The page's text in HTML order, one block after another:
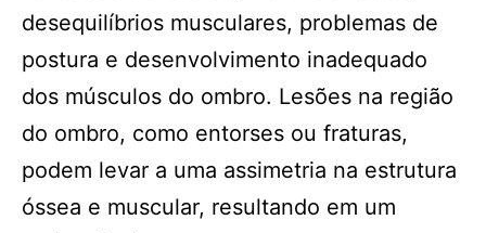
desequilíbrios musculares, problemas de
postura e desenvolvimento inadequado
dos músculos do ombro. Lesões na região
do ombro, como entorses ou fraturas,
podem levar a uma assimetria na estrutura
óssea e muscular, resultando em um